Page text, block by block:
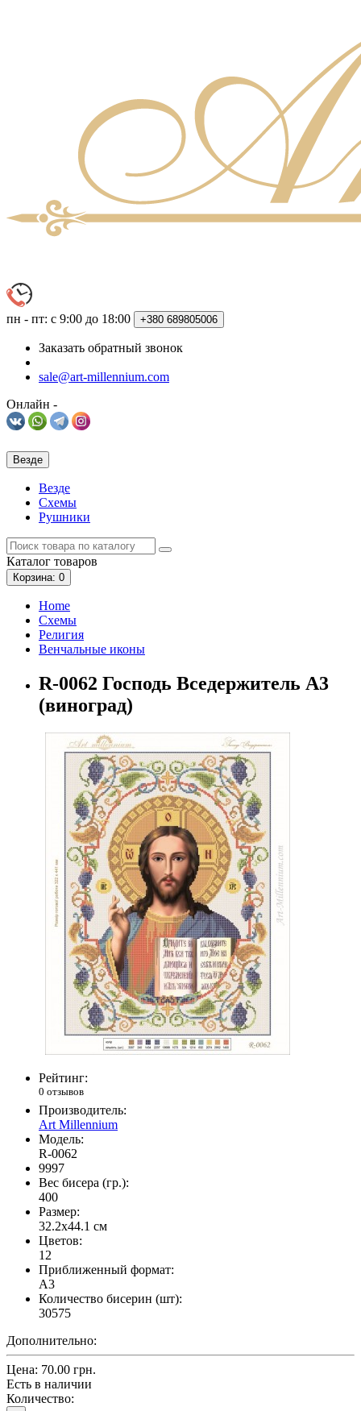
пн - пт: с 9:00 до 18:00 +380 689805006
Заказать обратный звонок
sale@art-millennium.com
Онлайн -
Везде
Везде
Схемы
Рушники
Каталог товаров
Корзина: 0
Home
Схемы
Религия
Венчальные иконы
R-0062 Господь Вседержитель А3
(виноград)
Рейтинг:
0 отзывов
Производитель:
Art Millennium
Модель:
R-0062
9997
Вес бисера (гр.):
400
Размер:
32.2x44.1 см
Цветов:
12
Приближенный формат:
A3
Количество бисерин (шт):
30575
Дополнительно:
Цена: 70.00 грн.
Есть в наличии
Количество: